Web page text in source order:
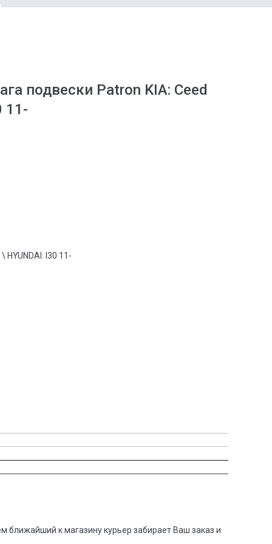
подвески Patron KIA: Ceed
11-
HYUNDAI: I30 11-
ближайший к магазину курьер забирает Ваш заказ и